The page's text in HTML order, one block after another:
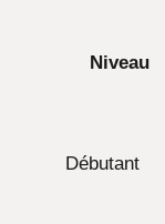
Niveau
Débutant